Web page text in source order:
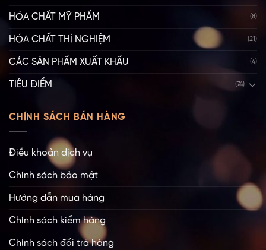
HÓA CHẤT MỸ PHẨM (8)
HÓA CHẤT THÍ NGHIỆM (21)
CÁC SẢN PHẨM XUẤT KHẨU (4)
TIÊU ĐIỂM (74)
CHÍNH SÁCH BÁN HÀNG
Điều khoản dịch vụ
Chính sách bảo mật
Hướng dẫn mua hàng
Chính sách kiểm hàng
Chính sách đổi trả hàng